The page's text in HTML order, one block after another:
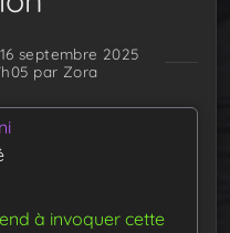
septembre 2025
par Zora
à invoquer cette